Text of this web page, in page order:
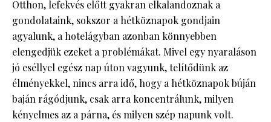
Otthon, lefekvés előtt gyakran elkalandoznak a
gondolataink, sokszor a hétköznapok gondjain
agyalunk, a hotelágyban azonban könnyebben
elengedjük ezeket a problémákat. Mivel egy nyaraláson
jó eséllyel egész nap úton vagyunk, telítődünk az
élményekkel, nincs arra idő, hogy a hétköznapok búján
baján rágódjunk, csak arra koncentrálunk, milyen
kényelmes az a párna, és milyen szép napunk volt.